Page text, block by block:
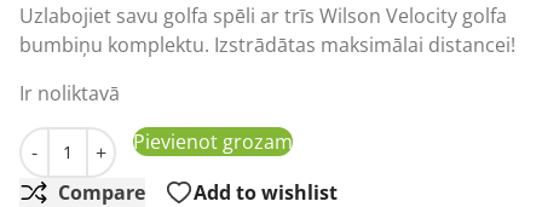
Uzlabojiet savu golfa spēli ar trīs Wilson Velocity golfa
bumbiņu komplektu. Izstrādātas maksimālai distancei!
Ir noliktavā
-
Trīs Wilson Tour Velocity Distance golfa bumbiņu
+
Pievienot grozam
Compare
Add to wishlist